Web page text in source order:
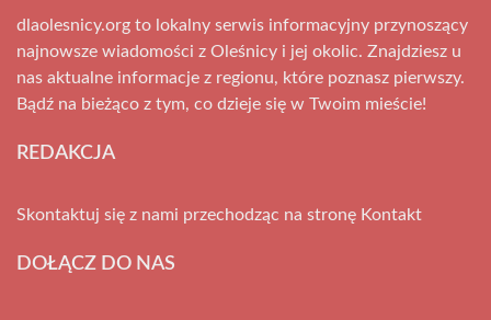
dlaolesnicy.org to lokalny serwis informacyjny przynoszący
najnowsze wiadomości z Oleśnicy i jej okolic. Znajdziesz u
nas aktualne informacje z regionu, które poznasz pierwszy.
Bądź na bieżąco z tym, co dzieje się w Twoim mieście!
REDAKCJA
Skontaktuj się z nami przechodząc na stronę Kontakt
DOŁĄCZ DO NAS